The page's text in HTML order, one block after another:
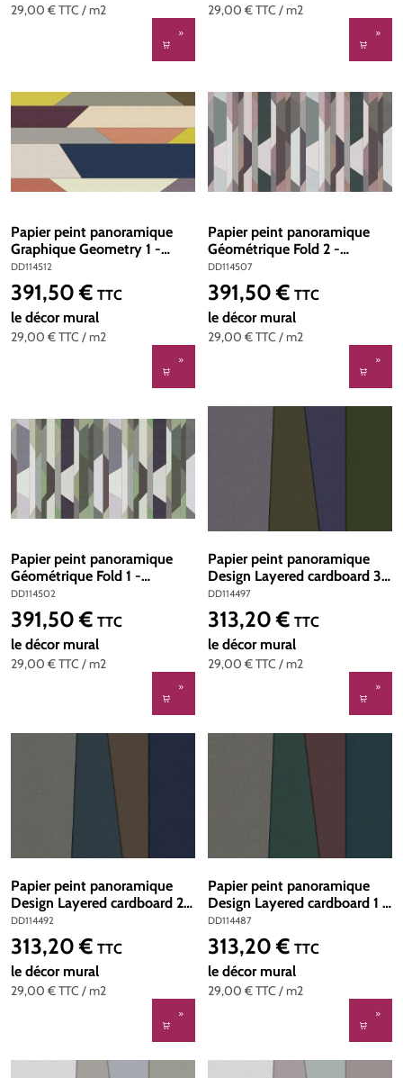
29,00 €TTC / m2 29,00 €TTC / m2
Papier peint panoramique
Graphique Geometry 1 -
Référence DD114512 - Intissé
200g/m2 - Standard 500 x
270
DD114512
29,00 €TTC / m2
Prix régulier :
391,50 € TTC
le décor mural
Papier peint panoramique
Géométrique Fold 2 -
Référence DD114507 -
Intissé 200g/m2 - Standard
500 x 270
DD114507
29,00 €TTC / m2
Prix régulier :
391,50 € TTC
le décor mural
Papier peint panoramique
Géométrique Fold 1 -
Référence DD114502 -
Intissé 200g/m2 - Standard
500 x 270
DD114502
29,00 €TTC / m2
Prix régulier :
391,50 € TTC
le décor mural
Papier peint panoramique
Design Layered cardboard 3 -
Référence DD114497 -
Intissé 200g/m2 - Standard
400 x 270
DD114497
29,00 €TTC / m2
Prix régulier :
313,20 € TTC
le décor mural
Papier peint panoramique
Design Layered cardboard 2 -
Référence DD114492 -
Intissé 200g/m2 - Standard
400 x 270
DD114492
29,00 €TTC / m2
Prix régulier :
313,20 € TTC
le décor mural
Papier peint panoramique
Design Layered cardboard 1 -
Référence DD114487 -
Intissé 200g/m2 - Standard
400 x 270
DD114487
29,00 €TTC / m2
Prix régulier :
313,20 € TTC
le décor mural